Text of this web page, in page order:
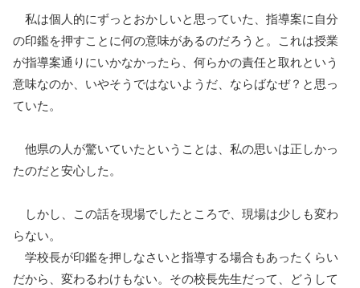
私は個人的にずっとおかしいと思っていた、指導案に自分
の印鑑を押すことに何の意味があるのだろうと。これは授業
が指導案通りにいかなかったら、何らかの責任と取れという
意味なのか、いやそうではないようだ、ならばなぜ？と思っ
ていた。
他県の人が驚いていたということは、私の思いは正しかっ
たのだと安心した。
しかし、この話を現場でしたところで、現場は少しも変わ
らない。
学校長が印鑑を押しなさいと指導する場合もあったくらい
だから、変わるわけもない。その校長先生だって、どうして